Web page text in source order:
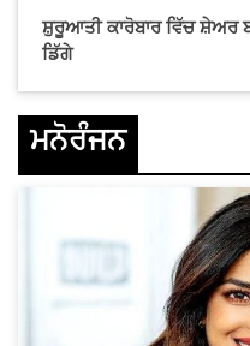
ਸ਼ੁਰੂਆਤੀ ਕਾਰੋਬਾਰ ਵਿੱਚ ਸ਼ੇਅਰ
ਡਿੱਗੇ
ਮਨੋਰੰਜਨ